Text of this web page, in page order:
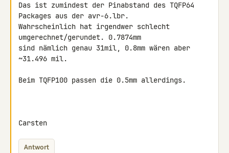
Das ist zumindest der Pinabstand des TQFP64
Packages aus der avr-6.lbr.
Wahrscheinlich hat irgendwer schlecht
umgerechnet/gerundet. 0.7874mm
sind nämlich genau 31mil, 0.8mm wären aber
~31.496 mil.
Beim TQFP100 passen die 0.5mm allerdings.
Carsten
Antwort